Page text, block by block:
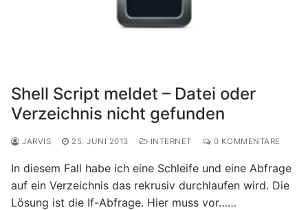
Shell Script meldet – Datei oder
Verzeichnis nicht gefunden
JARVIS 25. JUNI 2013 INTERNET 0 KOMMENTARE
In diesem Fall habe ich eine Schleife und eine Abfrage
auf ein Verzeichnis das rekrusiv durchlaufen wird. Die
Lösung ist die If-Abfrage. Hier muss vor……